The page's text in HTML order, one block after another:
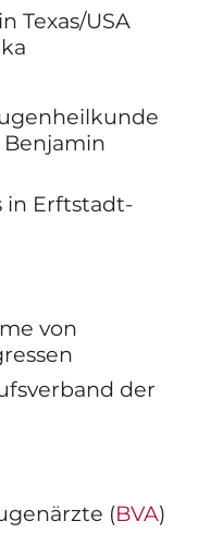
Texas/USA
in Erftstadt-
von
der
(BVA)